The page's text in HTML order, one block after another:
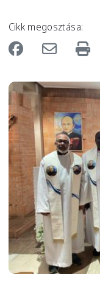
Cikk megosztása:
Image